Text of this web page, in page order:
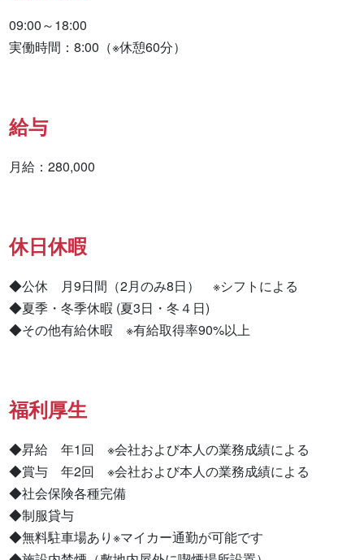
09:00～18:00
実働時間：8:00（※休憩60分）
給与
月給：280,000
休日休暇
◆公休　月9日間（2月のみ8日）　※シフトによる
◆夏季・冬季休暇 (夏3日・冬４日)
◆その他有給休暇　※有給取得率90%以上
福利厚生
◆昇給　年1回　※会社および本人の業務成績による
◆賞与　年2回　※会社および本人の業務成績による
◆社会保険各種完備
◆制服貸与
◆無料駐車場あり※マイカー通勤が可能です